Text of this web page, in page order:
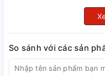
Qui cách
Kích thước hộp
So sánh với các sản